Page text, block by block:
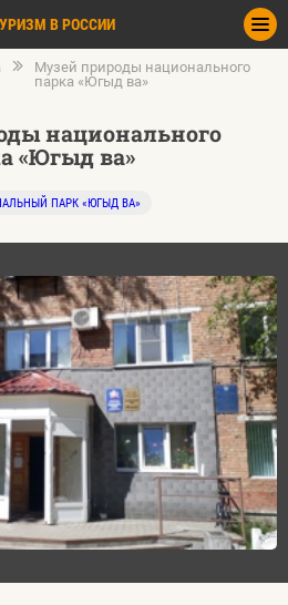
В РОССИИ
Музей природы национального
парка «Югыд ва»
национального
«Югыд ва»
ПАРК «ЮГЫД ВА»